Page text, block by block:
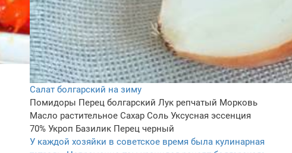
Салат болгарский на зиму
Помидоры Перец болгарский Лук репчатый Морковь
Масло растительное Сахар Соль Уксусная эссенция
70% Укроп Базилик Перец черный
У каждой хозяйки в советское время была кулинарная